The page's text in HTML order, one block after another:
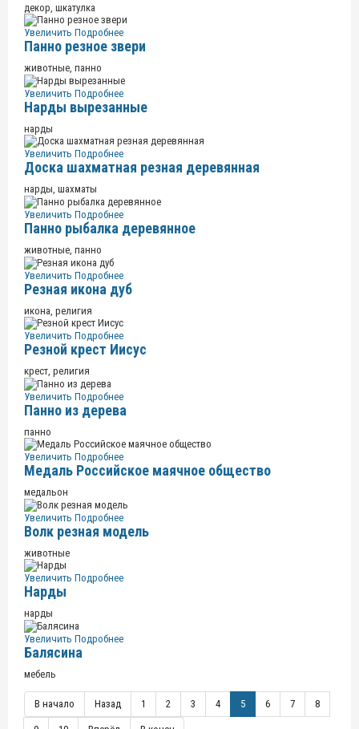
декор, шкатулка
Увеличить Подробнее
Панно резное звери
животные, панно
Увеличить Подробнее
Нарды вырезанные
нарды
Увеличить Подробнее
Доска шахматная резная деревянная
нарды, шахматы
Увеличить Подробнее
Панно рыбалка деревянное
животные, панно
Увеличить Подробнее
Резная икона дуб
икона, религия
Увеличить Подробнее
Резной крест Иисус
крест, религия
Увеличить Подробнее
Панно из дерева
панно
Увеличить Подробнее
Медаль Российское маячное общество
медальон
Увеличить Подробнее
Волк резная модель
животные
Увеличить Подробнее
Нарды
нарды
Увеличить Подробнее
Балясина
мебель
В начало Назад 1 2 3 4 5 6 7 8